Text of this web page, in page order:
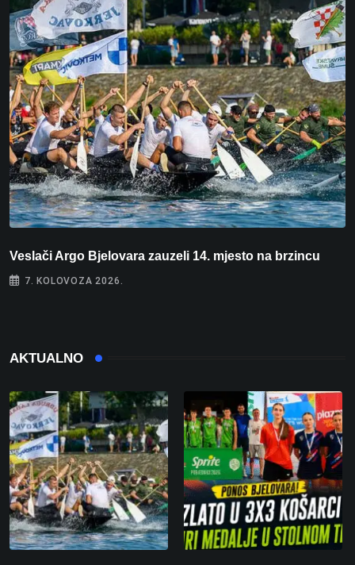
Veslači Argo Bjelovara zauzeli 14. mjesto na brzincu
7. KOLOVOZA 2026.
AKTUALNO